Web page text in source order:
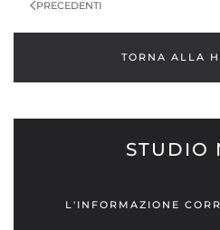
PRECEDENTI
TORNA ALLA
STUDIO
L'INFORMAZIONE